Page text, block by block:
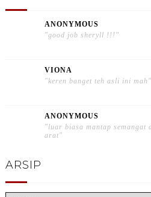
ANONYMOUS
"good job sheryll !!!"
VIONA
"keren banget teh asli ini mah"
ANONYMOUS
"luar biasa mantap semangat
arat"
ARSIP